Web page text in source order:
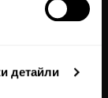
детайли